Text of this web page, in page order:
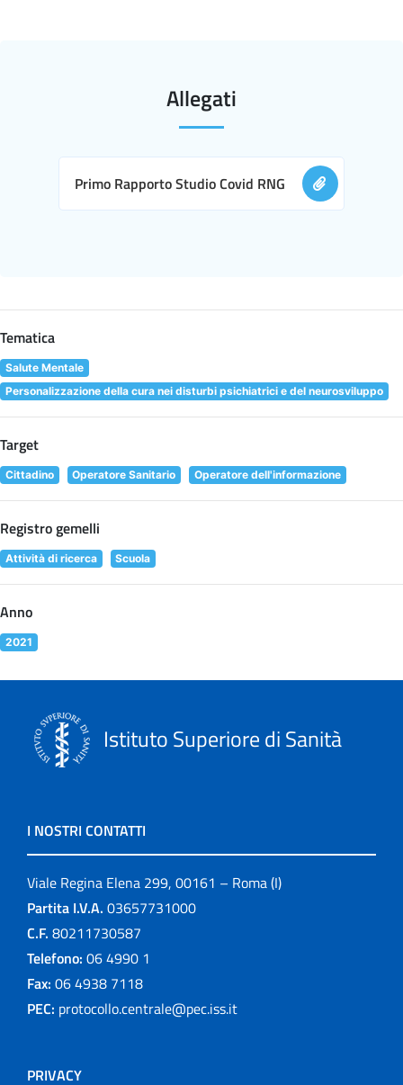
Allegati
Primo Rapporto Studio Covid RNG
Tematica
Salute Mentale
Personalizzazione della cura nei disturbi psichiatrici e del neurosviluppo
Target
Cittadino Operatore Sanitario Operatore dell'informazione
Registro gemelli
Attività di ricerca Scuola
Anno
2021
Istituto Superiore di Sanità
I NOSTRI CONTATTI
Viale Regina Elena 299, 00161 – Roma (I)
Partita I.V.A. 03657731000
C.F. 80211730587
Telefono: 06 4990 1
Fax: 06 4938 7118
PEC: protocollo.centrale@pec.iss.it
PRIVACY